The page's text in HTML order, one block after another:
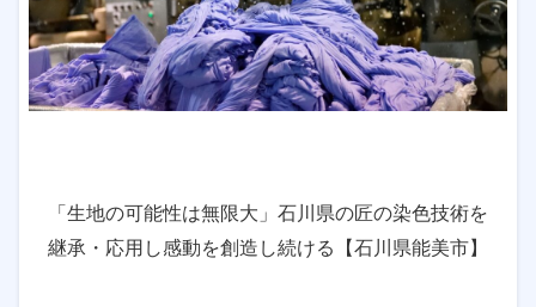
「生地の可能性は無限大」石川県の匠の染色技術を
継承・応用し感動を創造し続ける【石川県能美市】